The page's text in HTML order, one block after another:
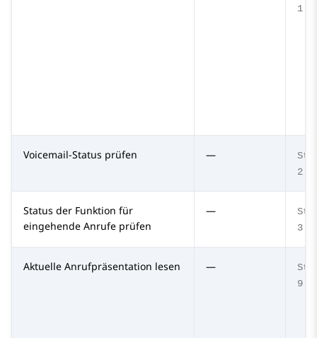
1
Voicemail-Status prüfen —
2
Status der Funktion für
eingehende Anrufe prüfen
—
3
Aktuelle Anrufpräsentation lesen —
9